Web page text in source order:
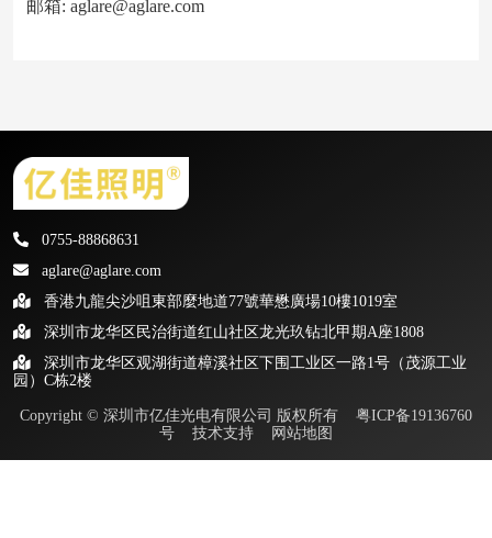
邮箱: aglare@aglare.com
0755-88868631
aglare@aglare.com
香港九龍尖沙咀東部麼地道77號華懋廣場10樓1019室
深圳市龙华区民治街道红山社区龙光玖钻北甲期A座1808
深圳市龙华区观湖街道樟溪社区下围工业区一路1号（茂源工业
园）C栋2楼
Copyright © 深圳市亿佳光电有限公司 版权所有
粤ICP备19136760
号
技术支持 网站地图